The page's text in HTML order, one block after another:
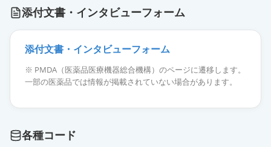
1.0mL「日医工」
薬価 9924 円
1.0mL「TY」
薬価 9924 円
供給停止
ンジ1.0mL「TY」
添付文書・インタビューフォーム
添付文書・インタビューフォーム
※ PMDA（医薬品医療機器総合機構）のページに遷移します。
一部の医薬品では情報が掲載されていない場合があります。
各種コード